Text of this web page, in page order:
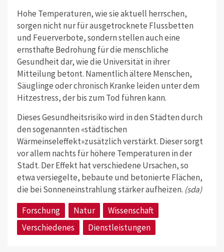
Hohe Temperaturen, wie sie aktuell herrschen,
sorgen nicht nur für ausgetrocknete Flussbetten
und Feuerverbote, sondern stellen auch eine
ernsthafte Bedrohung für die menschliche
Gesundheit dar, wie die Universität in ihrer
Mitteilung betont. Namentlich ältere Menschen,
Säuglinge oder chronisch Kranke leiden unter dem
Hitzestress, der bis zum Tod führen kann.
Dieses Gesundheitsrisiko wird in den Städten durch
den sogenannten «städtischen
Wärmeinseleffekt»zusätzlich verstärkt. Dieser sorgt
vor allem nachts für höhere Temperaturen in der
Stadt. Der Effekt hat verschiedene Ursachen, so
etwa versiegelte, bebaute und betonierte Flächen,
die bei Sonneneinstrahlung stärker aufheizen. (sda)
Forschung
Natur
Wissenschaft
Verschiedenes
Dienstleistungen